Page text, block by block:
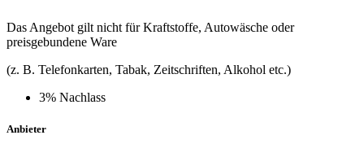
Das Angebot gilt nicht für Kraftstoffe, Autowäsche oder
preisgebundene Ware
(z. B. Telefonkarten, Tabak, Zeitschriften, Alkohol etc.)
3% Nachlass
Anbieter